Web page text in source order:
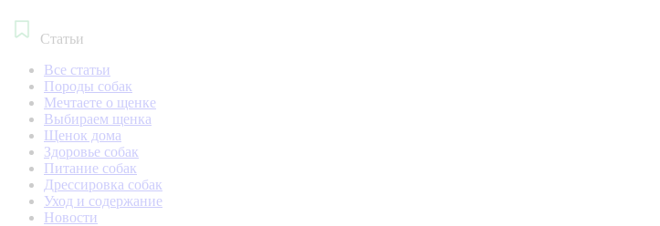
Статьи
Все статьи
Породы собак
Мечтаете о щенке
Выбираем щенка
Щенок дома
Здоровье собак
Питание собак
Дрессировка собак
Уход и содержание
Новости